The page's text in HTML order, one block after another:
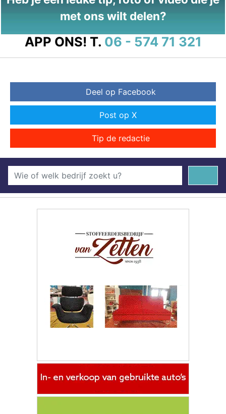
met ons wilt delen?
APP ONS! T. 06 - 574 71 321
Deel op Facebook
Post op X
Tip de redactie